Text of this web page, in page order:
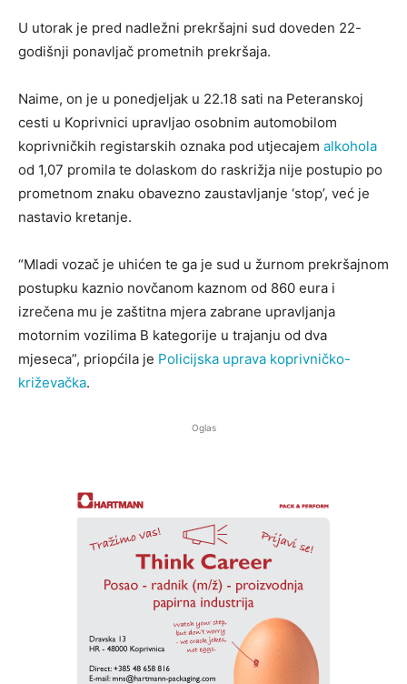
U utorak je pred nadležni prekršajni sud doveden 22-
godišnji ponavljač prometnih prekršaja.
Naime, on je u ponedjeljak u 22.18 sati na Peteranskoj
cesti u Koprivnici upravljao osobnim automobilom
koprivničkih registarskih oznaka pod utjecajem alkohola
od 1,07 promila te dolaskom do raskrižja nije postupio po
prometnom znaku obavezno zaustavljanje ‘stop’, već je
nastavio kretanje.
“Mladi vozač je uhićen te ga je sud u žurnom prekršajnom
postupku kaznio novčanom kaznom od 860 eura i
izrečena mu je zaštitna mjera zabrane upravljanja
motornim vozilima B kategorije u trajanju od dva
mjeseca”, priopćila je Policijska uprava koprivničko-
križevačka.
Oglas